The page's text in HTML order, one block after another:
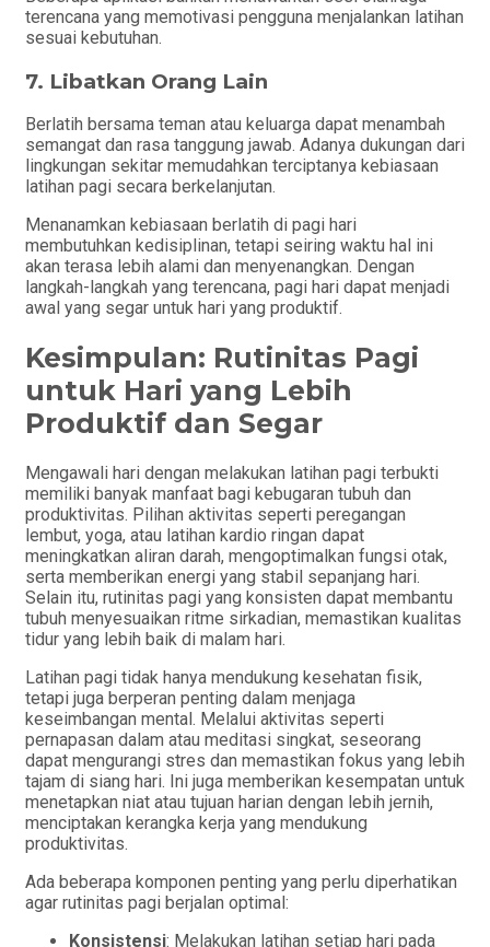
terencana yang memotivasi pengguna menjalankan latihan
sesuai kebutuhan.
7. Libatkan Orang Lain
Berlatih bersama teman atau keluarga dapat menambah
semangat dan rasa tanggung jawab. Adanya dukungan dari
lingkungan sekitar memudahkan terciptanya kebiasaan
latihan pagi secara berkelanjutan.
Menanamkan kebiasaan berlatih di pagi hari
membutuhkan kedisiplinan, tetapi seiring waktu hal ini
akan terasa lebih alami dan menyenangkan. Dengan
langkah-langkah yang terencana, pagi hari dapat menjadi
awal yang segar untuk hari yang produktif.
Kesimpulan: Rutinitas Pagi
untuk Hari yang Lebih
Produktif dan Segar
Mengawali hari dengan melakukan latihan pagi terbukti
memiliki banyak manfaat bagi kebugaran tubuh dan
produktivitas. Pilihan aktivitas seperti peregangan
lembut, yoga, atau latihan kardio ringan dapat
meningkatkan aliran darah, mengoptimalkan fungsi otak,
serta memberikan energi yang stabil sepanjang hari.
Selain itu, rutinitas pagi yang konsisten dapat membantu
tubuh menyesuaikan ritme sirkadian, memastikan kualitas
tidur yang lebih baik di malam hari.
Latihan pagi tidak hanya mendukung kesehatan fisik,
tetapi juga berperan penting dalam menjaga
keseimbangan mental. Melalui aktivitas seperti
pernapasan dalam atau meditasi singkat, seseorang
dapat mengurangi stres dan memastikan fokus yang lebih
tajam di siang hari. Ini juga memberikan kesempatan untuk
menetapkan niat atau tujuan harian dengan lebih jernih,
menciptakan kerangka kerja yang mendukung
produktivitas.
Ada beberapa komponen penting yang perlu diperhatikan
agar rutinitas pagi berjalan optimal:
Konsistensi: Melakukan latihan setiap hari pada